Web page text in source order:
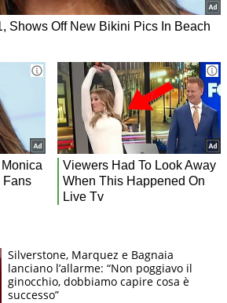
Silverstone, Marquez e Bagnaia
lanciano l’allarme: “Non poggiavo il
ginocchio, dobbiamo capire cosa è
successo”